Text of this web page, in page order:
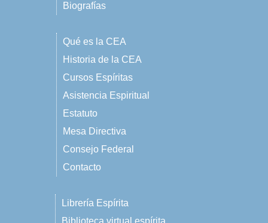
Biografías
Qué es la CEA
Historia de la CEA
Cursos Espíritas
Asistencia Espiritual
Estatuto
Mesa Directiva
Consejo Federal
Contacto
Librería Espírita
Biblioteca virtual espírita